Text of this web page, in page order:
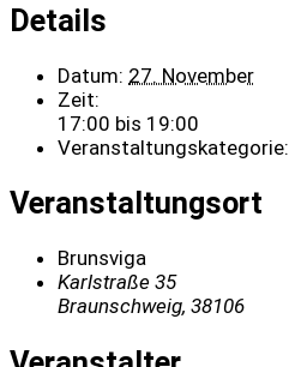
Details
Datum: 27. November
Zeit:
17:00 bis 19:00
Veranstaltungskategorie:
Veranstaltungsort
Brunsviga
Karlstraße 35
Braunschweig, 38106